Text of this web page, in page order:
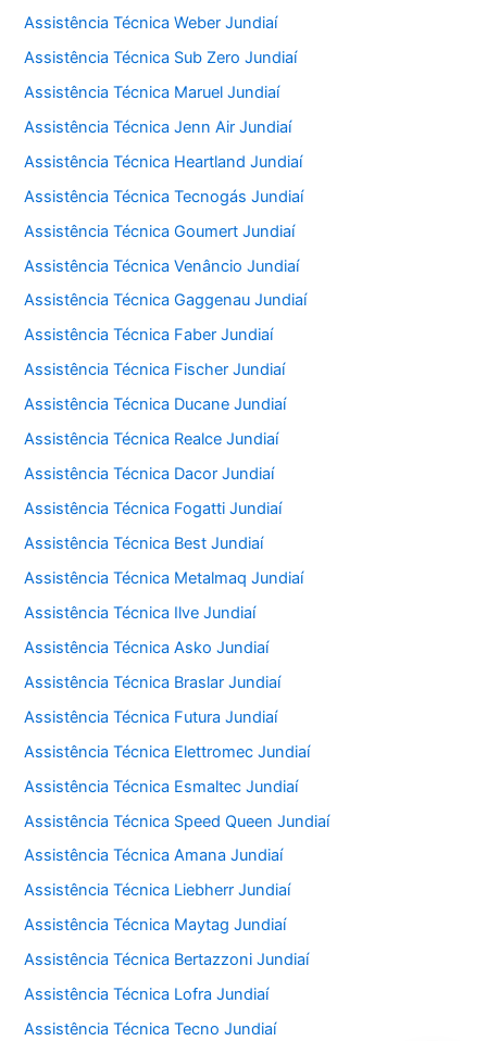
Assistência Técnica Weber Jundiaí
Assistência Técnica Sub Zero Jundiaí
Assistência Técnica Maruel Jundiaí
Assistência Técnica Jenn Air Jundiaí
Assistência Técnica Heartland Jundiaí
Assistência Técnica Tecnogás Jundiaí
Assistência Técnica Goumert Jundiaí
Assistência Técnica Venâncio Jundiaí
Assistência Técnica Gaggenau Jundiaí
Assistência Técnica Faber Jundiaí
Assistência Técnica Fischer Jundiaí
Assistência Técnica Ducane Jundiaí
Assistência Técnica Realce Jundiaí
Assistência Técnica Dacor Jundiaí
Assistência Técnica Fogatti Jundiaí
Assistência Técnica Best Jundiaí
Assistência Técnica Metalmaq Jundiaí
Assistência Técnica Ilve Jundiaí
Assistência Técnica Asko Jundiaí
Assistência Técnica Braslar Jundiaí
Assistência Técnica Futura Jundiaí
Assistência Técnica Elettromec Jundiaí
Assistência Técnica Esmaltec Jundiaí
Assistência Técnica Speed Queen Jundiaí
Assistência Técnica Amana Jundiaí
Assistência Técnica Liebherr Jundiaí
Assistência Técnica Maytag Jundiaí
Assistência Técnica Bertazzoni Jundiaí
Assistência Técnica Lofra Jundiaí
Assistência Técnica Tecno Jundiaí